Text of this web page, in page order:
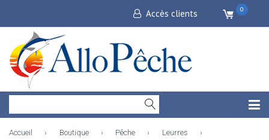
Accès clients 0
Accueil › Boutique › Pêche › Leurres ›